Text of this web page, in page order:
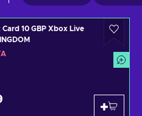
10 GBP Xbox Live